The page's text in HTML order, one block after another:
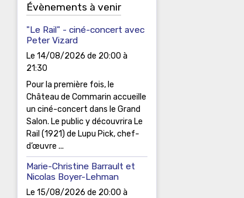
Évènements à venir
"Le Rail" - ciné-concert avec
Peter Vizard
Le 14/08/2026 de 20:00 à
21:30
Pour la première fois, le
Château de Commarin accueille
un ciné-concert dans le Grand
Salon. Le public y découvrira Le
Rail (1921) de Lupu Pick, chef-
d’œuvre ...
Marie-Christine Barrault et
Nicolas Boyer-Lehman
Le 15/08/2026 de 20:00 à